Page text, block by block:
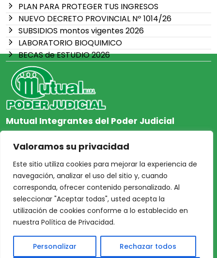
Valoramos su privacidad
Este sitio utiliza cookies para mejorar la experiencia de
navegación, analizar el uso del sitio y, cuando
corresponda, ofrecer contenido personalizado. Al
seleccionar "Aceptar todas", usted acepta la
utilización de cookies conforme a lo establecido en
nuestra Política de Privacidad.
Personalizar Rechazar todos
PLAN PARA PROTEGER TUS INGRESOS
NUEVO DECRETO PROVINCIAL Nº 1014/26
SUBSIDIOS montos vigentes 2026
LABORATORIO BIOQUIMICO
BECAS de ESTUDIO 2026
Mutual Integrantes del Poder Judicial
afiliacion@mjpj.org.ar
+54 9 342 467-4510
NOSOTROS
Inicio
Acceso Asociados
Nosotros
CENTRO DE AYUDA
Protección de Datos
Personales